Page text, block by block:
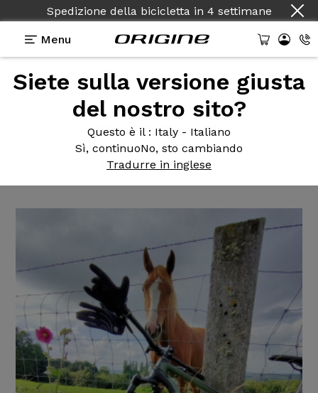
Spedizione della bicicletta in 4 settimane
Menu
Siete sulla versione giusta
del nostro sito?
Questo è il : Italy - Italiano
Sì, continuoNo, sto cambiando
Tradurre in inglese
Testimonianze >
ThéorèMe GT - Shimano SLX 7100
ThéorèMe GT- Shimano SLX
7100 - Roues Shimano MT601